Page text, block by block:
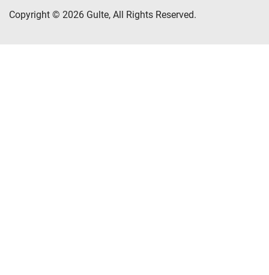
Copyright © 2026 Gulte, All Rights Reserved.